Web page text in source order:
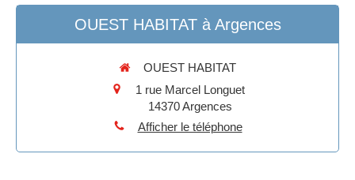
OUEST HABITAT à Argences
OUEST HABITAT
1 rue Marcel Longuet
14370 Argences
Afficher le téléphone